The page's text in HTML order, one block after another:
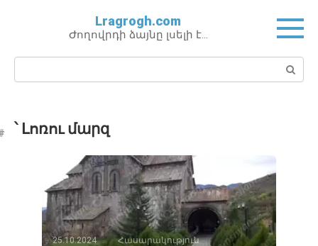
Lragrogh.com
Ժողովրդի ձայնը լսելի է…
Поиск:
՝ Լոռու մարզ
25.10.2024 Հասարակություն